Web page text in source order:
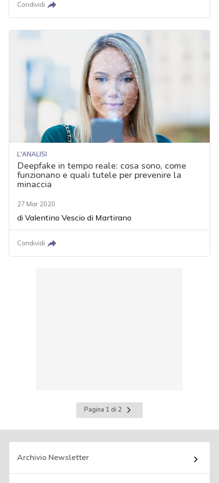
Condividi
L'ANALISI
Deepfake in tempo reale: cosa sono, come
funzionano e quali tutele per prevenire la
minaccia
27 Mar 2020
diValentino Vescio di Martirano
Condividi
Pagina 1 di 2
Pagina
successiva
Archivio Newsletter